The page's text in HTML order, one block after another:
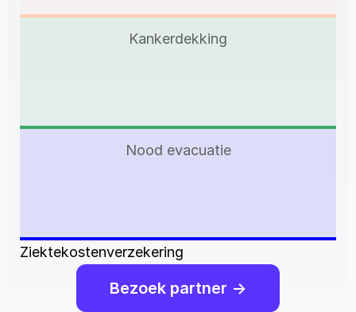
Kankerdekking
Nood evacuatie
Ziektekostenverzekering
Bezoek partner ->